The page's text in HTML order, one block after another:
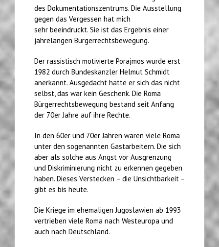
des Dokumentationszentrums. Die Ausstellung
gegen das Vergessen hat mich
sehr beeindruckt. Sie ist das Ergebnis einer
jahrelangen Bürgerrechtsbewegung.
Der rassistisch motivierte Porajmos wurde erst
1982 durch Bundeskanzler Helmut Schmidt
anerkannt. Ausgedacht hatte er sich das nicht
selbst, das war kein Geschenk. Die Roma
Bürgerrechtsbewegung bestand seit Anfang
der 70er Jahre auf ihre Rechte.
In den 60er und 70er Jahren waren viele Roma
unter den sogenannten Gastarbeitern. Die sich
aber als solche aus Angst vor Ausgrenzung
und Diskriminierung nicht zu erkennen gegeben
haben. Dieses Verstecken – die Unsichtbarkeit –
gibt es bis heute.
Die Kriege im ehemaligen Jugoslawien ab 1993
vertrieben viele Roma nach Westeuropa und
auch nach Deutschland.